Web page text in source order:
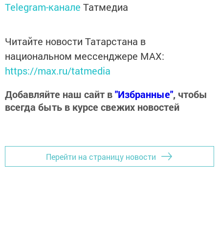
Telegram-канале Татмедиа
Читайте новости Татарстана в
национальном мессенджере MАХ:
https://max.ru/tatmedia
Добавляйте наш сайт в"Избранные", чтобы
всегда быть в курсе свежих новостей
Перейти на страницу новости